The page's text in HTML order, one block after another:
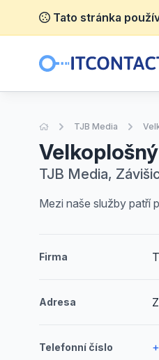
Tato stránka
Úvodní stránka
TJB Media
TJB Media,
Mezi naše služby patří
Firma
Adresa
Telefonní číslo